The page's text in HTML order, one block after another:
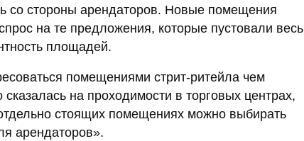
со стороны арендаторов. Новые помещения
на те предложения, которые пустовали весь
площадей.
помещениями стрит-ритейла чем
на проходимости в торговых центрах,
стоящих помещениях можно выбирать
арендаторов».